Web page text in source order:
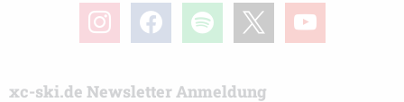
instagramfacebook spotify youtube
xc-ski.de Newsletter Anmeldung